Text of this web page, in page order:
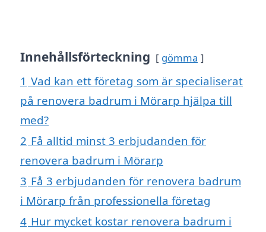
Innehållsförteckning gömma
1 Vad kan ett företag som är specialiserat
på renovera badrum i Mörarp hjälpa till
med?
2 Få alltid minst 3 erbjudanden för
renovera badrum i Mörarp
3 Få 3 erbjudanden för renovera badrum
i Mörarp från professionella företag
4 Hur mycket kostar renovera badrum i